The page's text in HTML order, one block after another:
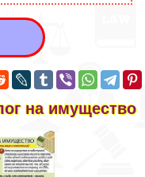
на имущество